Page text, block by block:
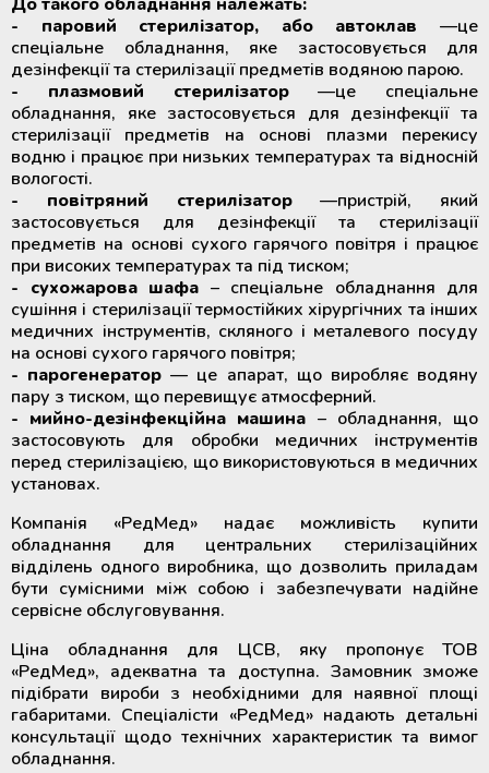
- паровий стерилізатор, або автоклав —це
спеціальне обладнання, яке застосовується для
дезінфекції та стерилізації предметів водяною парою.
- плазмовий стерилізатор—це спеціальне
обладнання, яке застосовується для дезінфекції та
стерилізації предметів на основі плазми перекису
водню і працює при низьких температурах та відносній
вологості.
- повітряний стерилізатор—пристрій, який
застосовується для дезінфекції та стерилізації
предметів на основі сухого гарячого повітря і працює
при високих температурах та під тиском;
- сухожарова шафа – спеціальне обладнання для
сушіння і стерилізації термостійких хірургічних та інших
медичних інструментів, скляного і металевого посуду
на основі сухого гарячого повітря;
- парогенератор— це апарат, що виробляє водяну
пару з тиском, що перевищує атмосферний.
- мийно-дезінфекційна машина – обладнання, що
застосовують для обробки медичних інструментів
перед стерилізацією, що використовуються в медичних
установах.
Компанія «РедМед» надає можливість купити
обладнання для центральних стерилізаційних
відділень одного виробника, що дозволить приладам
бути сумісними між собою і забезпечувати надійне
сервісне обслуговування.
Ціна обладнання для ЦСВ, яку пропонує ТОВ
«РедМед», адекватна та доступна. Замовник зможе
підібрати вироби з необхідними для наявної площі
габаритами. Спеціалісти «РедМед» надають детальні
консультації щодо технічних характеристик та вимог
обладнання.